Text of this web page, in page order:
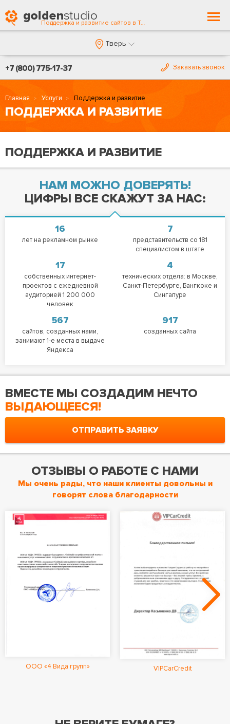
Поддержка и развитие сайтов в Твери
Тверь
+7 (800) 775-17-37 Заказать звонок
Главная Услуги Поддержка и развитие
ПОДДЕРЖКА И РАЗВИТИЕ
ПОДДЕРЖКА И РАЗВИТИЕ
НАМ МОЖНО ДОВЕРЯТЬ!
ЦИФРЫ ВСЕ СКАЖУТ ЗА НАС:
16
лет на рекламном рынке
7
представительств со 181
специалистом в штате
17
собственных интернет-
проектов с ежедневной
аудиторией 1 200 000
человек
4
технических отдела: в Москве,
Санкт-Петербурге, Бангкоке и
Сингапуре
567
сайтов, созданных нами,
занимают 1-е места в выдаче
Яндекса
917
созданных сайта
ВМЕСТЕ МЫ СОЗДАДИМ НЕЧТО
ВЫДАЮЩЕЕСЯ!
ОТПРАВИТЬ ЗАЯВКУ
ОТЗЫВЫ О РАБОТЕ С НАМИ
Мы очень рады, что наши клиенты довольны и
говорят слова благодарности
ООО «4 Вида групп» VIPCarCredit